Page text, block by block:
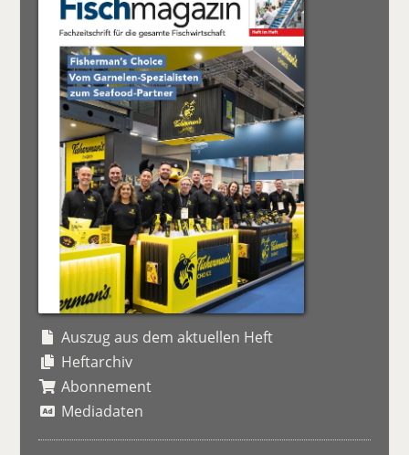
Auszug aus dem aktuellen Heft
Heftarchiv
Abonnement
Mediadaten